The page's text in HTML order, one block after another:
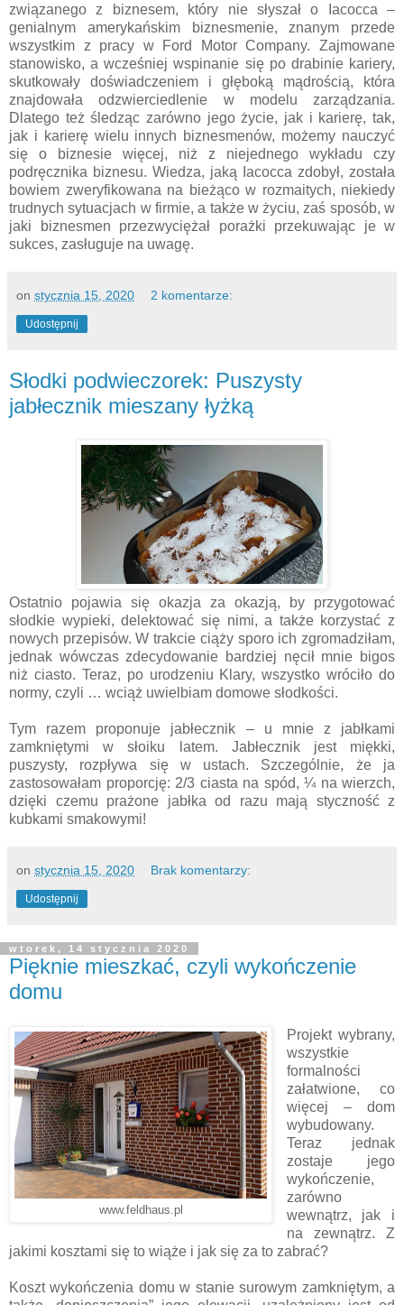
związanego z biznesem, który nie słyszał o Iacocca –
genialnym amerykańskim biznesmenie, znanym przede
wszystkim z pracy w Ford Motor Company. Zajmowane
stanowisko, a wcześniej wspinanie się po drabinie kariery,
skutkowały doświadczeniem i głęboką mądrością, która
znajdowała odzwierciedlenie w modelu zarządzania.
Dlatego też śledząc zarówno jego życie, jak i karierę, tak,
jak i karierę wielu innych biznesmenów, możemy nauczyć
się o biznesie więcej, niż z niejednego wykładu czy
podręcznika biznesu. Wiedza, jaką Iacocca zdobył, została
bowiem zweryfikowana na bieżąco w rozmaitych, niekiedy
trudnych sytuacjach w firmie, a także w życiu, zaś sposób, w
jaki biznesmen przezwyciężał porażki przekuwając je w
sukces, zasługuje na uwagę.
on stycznia 15, 2020 2 komentarze:
Udostępnij
Słodki podwieczorek: Puszysty
jabłecznik mieszany łyżką
Ostatnio pojawia się okazja za okazją, by przygotować
słodkie wypieki, delektować się nimi, a także korzystać z
nowych przepisów. W trakcie ciąży sporo ich zgromadziłam,
jednak wówczas zdecydowanie bardziej nęcił mnie bigos
niż ciasto. Teraz, po urodzeniu Klary, wszystko wróciło do
normy, czyli … wciąż uwielbiam domowe słodkości.
Tym razem proponuje jabłecznik – u mnie z jabłkami
zamkniętymi w słoiku latem. Jabłecznik jest miękki,
puszysty, rozpływa się w ustach. Szczególnie, że ja
zastosowałam proporcję: 2/3 ciasta na spód, ¼ na wierzch,
dzięki czemu prażone jabłka od razu mają styczność z
kubkami smakowymi!
on stycznia 15, 2020 Brak komentarzy:
Udostępnij
wtorek, 14 stycznia 2020
Pięknie mieszkać, czyli wykończenie
domu
www.feldhaus.pl
Projekt wybrany,
wszystkie
formalności
załatwione, co
więcej – dom
wybudowany.
Teraz jednak
zostaje jego
wykończenie,
zarówno
wewnątrz, jak i
na zewnątrz. Z
jakimi kosztami się to wiąże i jak się za to zabrać?
Koszt wykończenia domu w stanie surowym zamkniętym, a